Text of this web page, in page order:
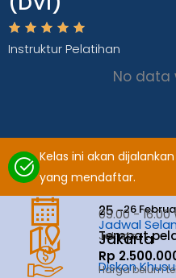
Instruktur Pelatihan
No data
Kelas ini akan
yang mendaftar.
25 -26
09.00 - 16.00
Jadwal
Tempat
Jakarta
Jakarta
Rp
Diskon
Harga belum